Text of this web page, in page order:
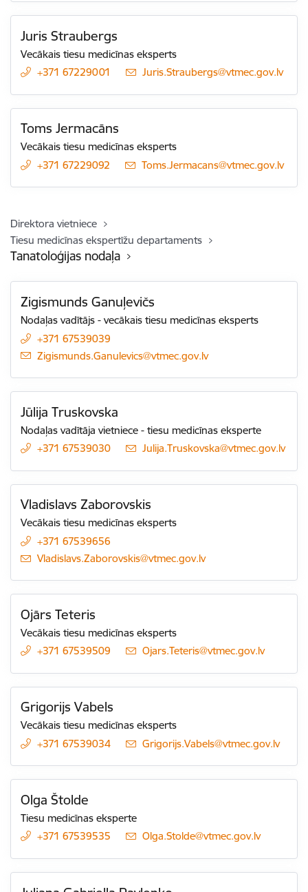
Juris Straubergs
Vecākais tiesu medicīnas eksperts
+371 67229001
E-pasts:
Juris.Straubergs@vtmec.gov.lv
Toms Jermacāns
Vecākais tiesu medicīnas eksperts
+371 67229092
E-pasts:
Toms.Jermacans@vtmec.gov.lv
Direktora vietniece
Tiesu medicīnas ekspertīžu departaments
Tanatoloģijas nodaļa
Zigismunds Ganuļevičs
Nodaļas vadītājs - vecākais tiesu medicīnas eksperts
+371 67539039
E-pasts:
Zigismunds.Ganulevics@vtmec.gov.lv
Jūlija Truskovska
Nodaļas vadītāja vietniece - tiesu medicīnas eksperte
+371 67539030
E-pasts:
Julija.Truskovska@vtmec.gov.lv
Vladislavs Zaborovskis
Vecākais tiesu medicīnas eksperts
+371 67539656
E-pasts:
Vladislavs.Zaborovskis@vtmec.gov.lv
Ojārs Teteris
Vecākais tiesu medicīnas eksperts
+371 67539509
E-pasts:
Ojars.Teteris@vtmec.gov.lv
Grigorijs Vabels
Vecākais tiesu medicīnas eksperts
+371 67539034
E-pasts:
Grigorijs.Vabels@vtmec.gov.lv
Olga Štolde
Tiesu medicīnas eksperte
+371 67539535
E-pasts:
Olga.Stolde@vtmec.gov.lv